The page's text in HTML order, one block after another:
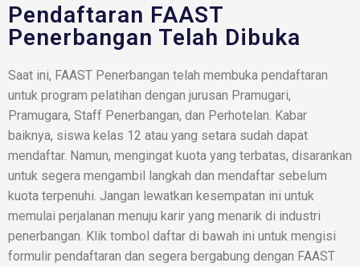
Pendaftaran FAAST
Penerbangan Telah Dibuka
Saat ini, FAAST Penerbangan telah membuka pendaftaran
untuk program pelatihan dengan jurusan Pramugari,
Pramugara, Staff Penerbangan, dan Perhotelan. Kabar
baiknya, siswa kelas 12 atau yang setara sudah dapat
mendaftar. Namun, mengingat kuota yang terbatas, disarankan
untuk segera mengambil langkah dan mendaftar sebelum
kuota terpenuhi. Jangan lewatkan kesempatan ini untuk
memulai perjalanan menuju karir yang menarik di industri
penerbangan. Klik tombol daftar di bawah ini untuk mengisi
formulir pendaftaran dan segera bergabung dengan FAAST